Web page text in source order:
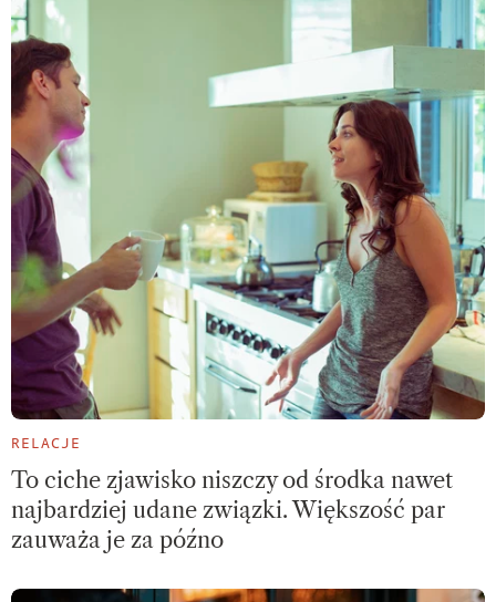
RELACJE
To ciche zjawisko niszczy od środka nawet
najbardziej udane związki. Większość par
zauważa je za późno